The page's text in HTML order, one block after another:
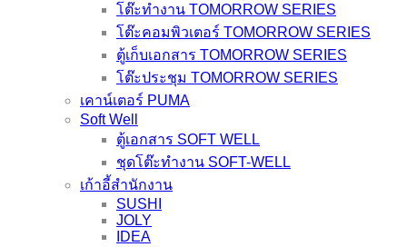
โต๊ะทำงาน TOMORROW SERIES
โต๊ะคอมพิวเตอร์ TOMORROW SERIES
ตู้เก็บเอกสาร TOMORROW SERIES
โต๊ะประชุม TOMORROW SERIES
เคาน์เตอร์ PUMA
Soft Well
ตู้เอกสาร SOFT WELL
ชุดโต๊ะทำงาน SOFT-WELL
เก้าอี้สำนักงาน
SUSHI
JOLY
IDEA